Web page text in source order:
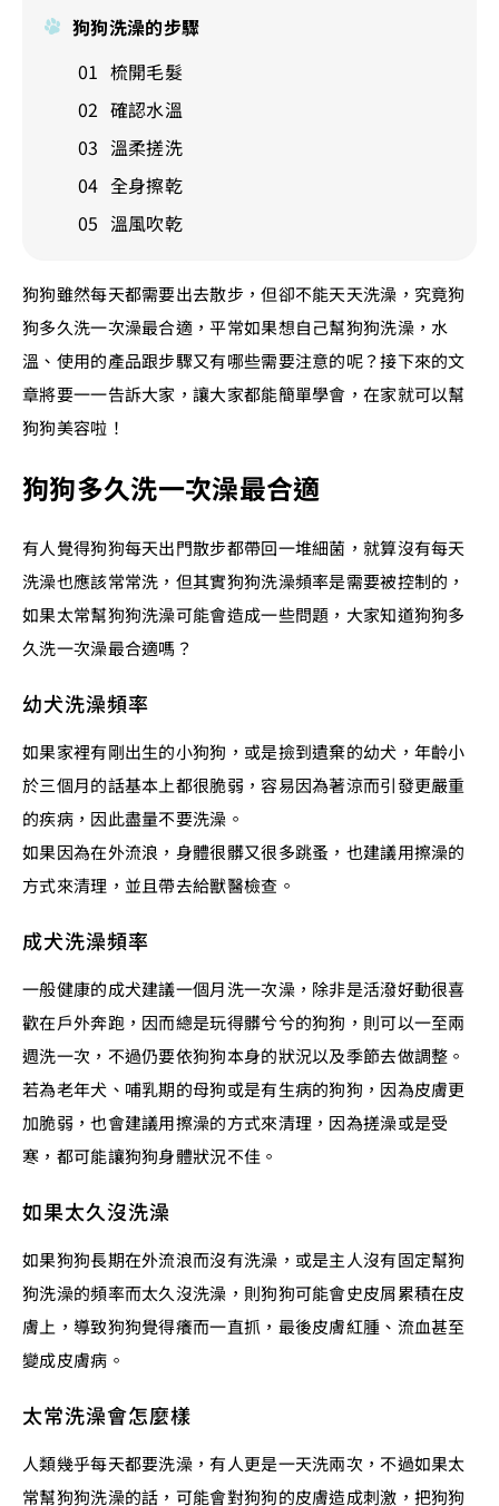
狗狗洗澡的步驟
梳開毛髮
確認水溫
溫柔搓洗
全身擦乾
溫風吹乾
狗狗雖然每天都需要出去散步，但卻不能天天洗澡，究竟狗
狗多久洗一次澡最合適，平常如果想自己幫狗狗洗澡，水
溫、使用的產品跟步驟又有哪些需要注意的呢？接下來的文
章將要一一告訴大家，讓大家都能簡單學會，在家就可以幫
狗狗美容啦！
狗狗多久洗一次澡最合適
有人覺得狗狗每天出門散步都帶回一堆細菌，就算沒有每天
洗澡也應該常常洗，但其實狗狗洗澡頻率是需要被控制的，
如果太常幫狗狗洗澡可能會造成一些問題，大家知道狗狗多
久洗一次澡最合適嗎？
幼犬洗澡頻率
如果家裡有剛出生的小狗狗，或是撿到遺棄的幼犬，年齡小
於三個月的話基本上都很脆弱，容易因為著涼而引發更嚴重
的疾病，因此盡量不要洗澡。
如果因為在外流浪，身體很髒又很多跳蚤，也建議用擦澡的
方式來清理，並且帶去給獸醫檢查。
成犬洗澡頻率
一般健康的成犬建議一個月洗一次澡，除非是活潑好動很喜
歡在戶外奔跑，因而總是玩得髒兮兮的狗狗，則可以一至兩
週洗一次，不過仍要依狗狗本身的狀況以及季節去做調整。
若為老年犬、哺乳期的母狗或是有生病的狗狗，因為皮膚更
加脆弱，也會建議用擦澡的方式來清理，因為搓澡或是受
寒，都可能讓狗狗身體狀況不佳。
如果太久沒洗澡
如果狗狗長期在外流浪而沒有洗澡，或是主人沒有固定幫狗
狗洗澡的頻率而太久沒洗澡，則狗狗可能會史皮屑累積在皮
膚上，導致狗狗覺得癢而一直抓，最後皮膚紅腫、流血甚至
變成皮膚病。
太常洗澡會怎麼樣
人類幾乎每天都要洗澡，有人更是一天洗兩次，不過如果太
常幫狗狗洗澡的話，可能會對狗狗的皮膚造成刺激，把狗狗